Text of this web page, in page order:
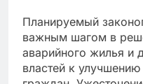
Планируемый
важным шагом в
аварийного жилья и
властей к